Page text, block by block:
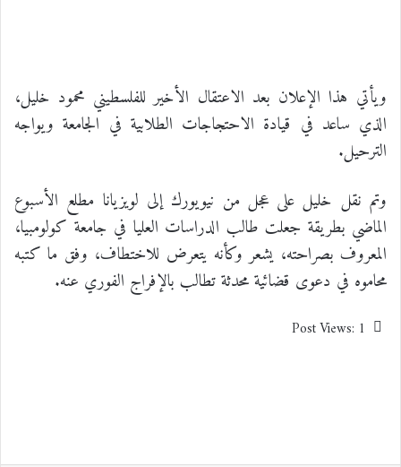
ويأتي هذا الإعلان بعد الاعتقال الأخير للفلسطيني محمود خليل،
الذي ساعد في قيادة الاحتجاجات الطلابية في الجامعة ويواجه
الترحيل.
وتم نقل خليل على عجل من نيويورك إلى لويزيانا مطلع الأسبوع
الماضي بطريقة جعلت طالب الدراسات العليا في جامعة كولومبيا،
المعروف بصراحته، يشعر وكأنه يتعرض للاختطاف، وفق ما كتبه
محاموه في دعوى قضائية محدثة تطالب بالإفراج الفوري عنه.
Post Views: 1